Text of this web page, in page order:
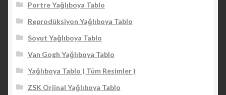
Portre Yağlıboya Tablo
Reprodüksiyon Yağlıboya Tablo
Soyut Yağlıboya Tablo
Van Gogh Yağlıboya Tablo
Yağlıboya Tablo ( Tüm Resimler )
ZSK Orjinal Yağlıboya Tablo